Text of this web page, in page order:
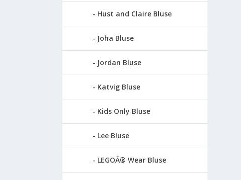
Hust and Claire Bluse
Joha Bluse
Jordan Bluse
Katvig Bluse
Kids Only Bluse
Lee Bluse
LEGOÂ® Wear Bluse